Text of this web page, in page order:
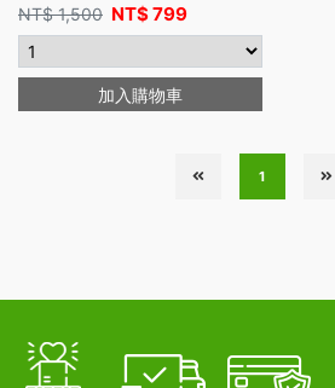
NT$1,500 NT$799
加入購物車
1